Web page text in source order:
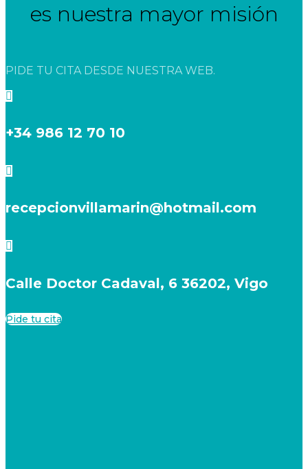
es nuestra mayor misión
PIDE TU CITA DESDE NUESTRA WEB.

+34 986 12 70 10

recepcionvillamarin@hotmail.com

Calle Doctor Cadaval, 6 36202, Vigo
Pide tu cita